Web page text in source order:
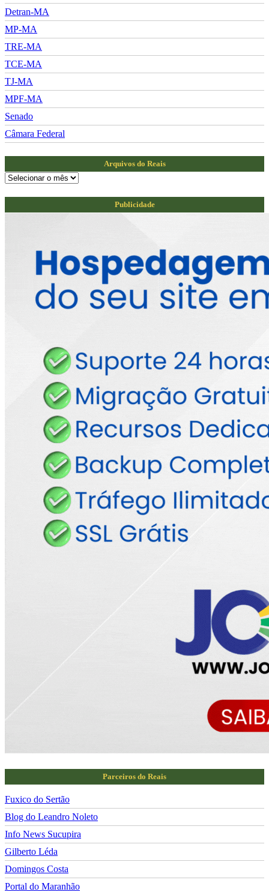
Detran-MA
MP-MA
TRE-MA
TCE-MA
TJ-MA
MPF-MA
Senado
Câmara Federal
Arquivos do Reais
Arquivos
Reais
Publicidade
Parceiros do Reais
Fuxico do Sertão
Blog do Leandro Noleto
Info News Sucupira
Gilberto Léda
Domingos Costa
Portal do Maranhão